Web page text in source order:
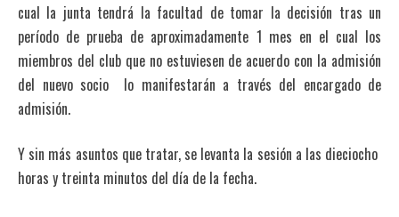
cual la junta tendrá la facultad de tomar la decisión tras un
período de prueba de aproximadamente 1 mes en el cual los
miembros del club que no estuviesen de acuerdo con la admisión
del nuevo socio lo manifestarán a través del encargado de
admisión.
Y sin más asuntos que tratar, se levanta la sesión a las dieciocho
horas y treinta minutos del día de la fecha.